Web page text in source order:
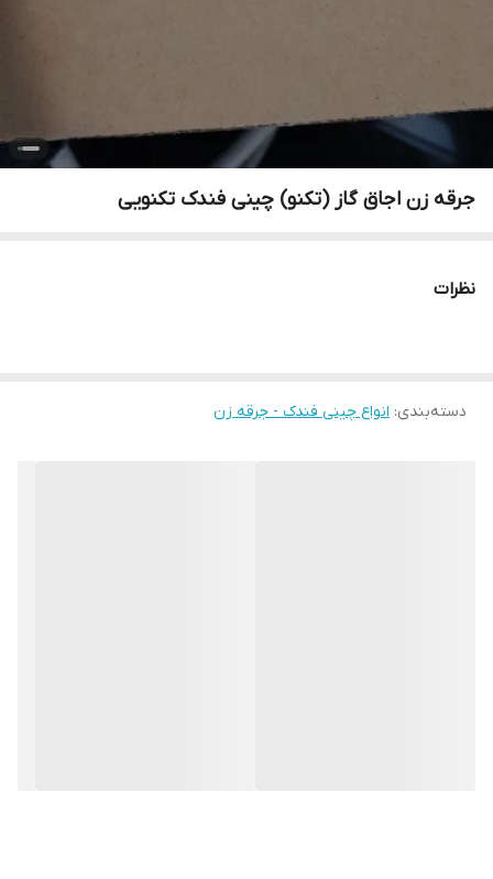
جرقه زن اجاق گاز (تکنو) چینی فندک تکنویی
نظرات
دسته‌بندی: انواع چینی فندک - جرقه زن